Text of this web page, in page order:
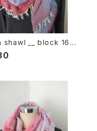
shawl __ block 160